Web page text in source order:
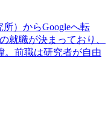
）からGoogleへ転
就職が決まっており、
。前職は研究者が自由